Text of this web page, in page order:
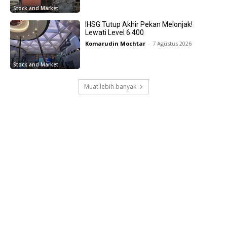
Stock and Market
Stock and Market
IHSG Tutup Akhir Pekan Melonjak!
Lewati Level 6.400
Komarudin Mochtar - 7 Agustus 2026
Muat lebih banyak